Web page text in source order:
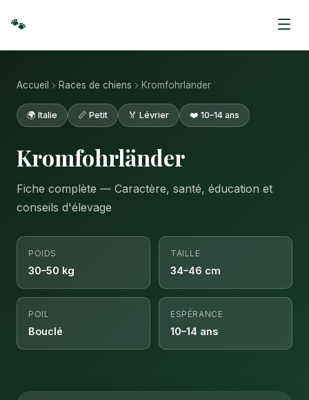
🐾
Accueil Races de chiens Kromfohrländer
🌍 Italie 📏 Petit 🏅 Lévrier ❤️ 10–14 ans
Kromfohrländer
Fiche complète — Caractère, santé, éducation et
conseils d'élevage
POIDS
30–50 kg
TAILLE
34–46 cm
POIL
Bouclé
ESPÉRANCE
10–14 ans